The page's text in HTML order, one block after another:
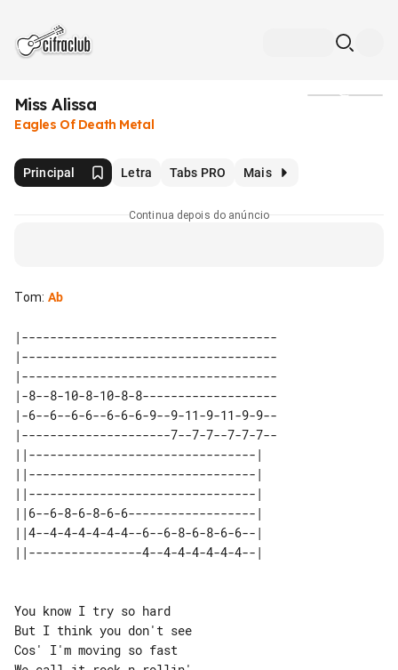
Miss Alissa
Eagles Of Death Metal
Principal Letra Tabs PRO Mais
Continua depois do anúncio
Tom: Ab
|------------------------------------
|------------------------------------
|------------------------------------
|-8--8-10-8-10-8-8-------------------
|-6--6--6-6--6-6-6-9--9-11-9-11-9-9--
|---------------------7--7-7--7-7-7--
||--------------------------------|
||--------------------------------|
||--------------------------------|
||6--6-8-6-8-6-6------------------|
||4--4-4-4-4-4-4--6--6-8-6-8-6-6--|
You know I try so hard
But I think you don't see
Cos' I'm moving so fast